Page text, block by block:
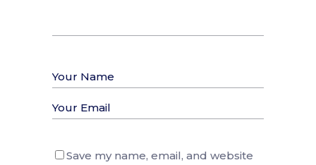
Save my name, email, and website